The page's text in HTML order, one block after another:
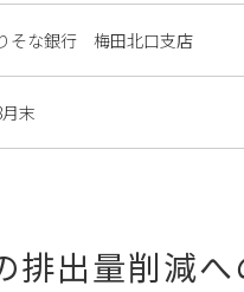
そな銀行 梅田北口支店
末
排出量削減